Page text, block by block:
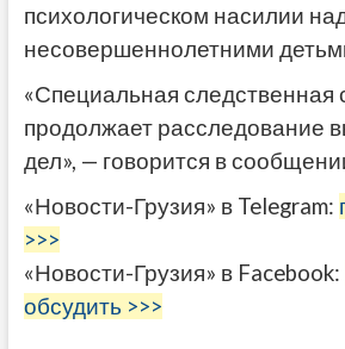
психологическом насилии
несовершеннолетними
«Специальная следственная
продолжает расследование
дел», — говорится в
«Новости-Грузия» в Telegram:
>>>
«Новости-Грузия» в Facebook:
обсудить >>>